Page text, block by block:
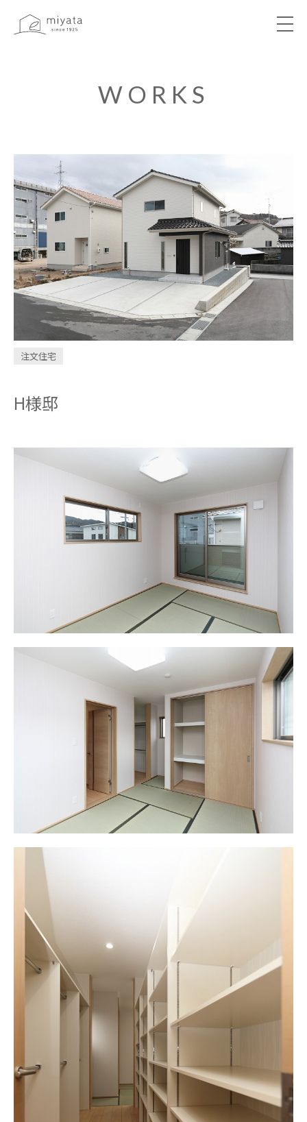
WORKS
VOICE
LIBRARY
COMPANY
INVESTMENT
CONDOMINIUM
design casa
問い合わせ・資料請求
お電話はこちら
WORKS
注文住宅
H様邸